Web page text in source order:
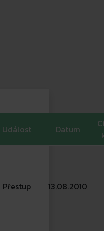
Událost Datum
Přestup 13.08.2010